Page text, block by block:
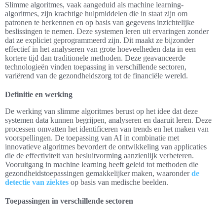
Slimme algoritmes, vaak aangeduid als machine learning-
algoritmes, zijn krachtige hulpmiddelen die in staat zijn om
patronen te herkennen en op basis van gegevens inzichtelijke
beslissingen te nemen. Deze systemen leren uit ervaringen zonder
dat ze expliciet geprogrammeerd zijn. Dit maakt ze bijzonder
effectief in het analyseren van grote hoeveelheden data in een
kortere tijd dan traditionele methoden. Deze geavanceerde
technologieën vinden toepassing in verschillende sectoren,
variërend van de gezondheidszorg tot de financiële wereld.
Definitie en werking
De werking van slimme algoritmes berust op het idee dat deze
systemen data kunnen begrijpen, analyseren en daaruit leren. Deze
processen omvatten het identificeren van trends en het maken van
voorspellingen. De toepassing van AI in combinatie met
innovatieve algoritmes bevordert de ontwikkeling van applicaties
die de effectiviteit van besluitvorming aanzienlijk verbeteren.
Vooruitgang in machine learning heeft geleid tot methoden die
gezondheidstoepassingen gemakkelijker maken, waaronderde
detectie van ziektes op basis van medische beelden.
Toepassingen in verschillende sectoren